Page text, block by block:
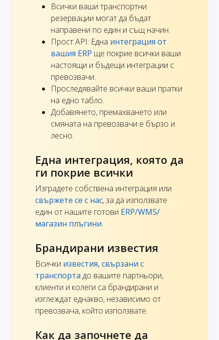
Всички ваши транспортни
резервации могат да бъдат
направени по един и същ начин.
Прост API: Една интеграция от
вашия ERP ще покрие всички ваши
настоящи и бъдещи интеграции с
превозвачи.
Проследявайте всички ваши пратки
на едно табло.
Добавянето, премахването или
смяната на превозвачи е бързо и
лесно.
Една интеграция, която да
ги покрие всички
Изградете собствена интеграция или
свържете се с нас, за да използвате
един от нашите готови ERP/WMS/
магазин плъгини.
Брандирани известия
Всички известия, свързани с
транспорта до вашите партньори,
клиенти и колеги са брандирани и
изглеждат еднакво, независимо от
превозвача, който използвате.
Как да започнете да